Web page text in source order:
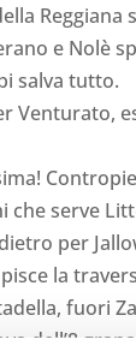
Reggiana
e Nolè
salva tutto.
Venturato,
che serve
per
la
fuori
dell’8